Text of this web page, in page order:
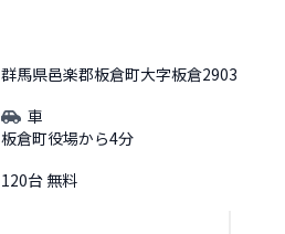
群馬県邑楽郡板倉町大字板倉2903
車
板倉町役場から4分
120台 無料